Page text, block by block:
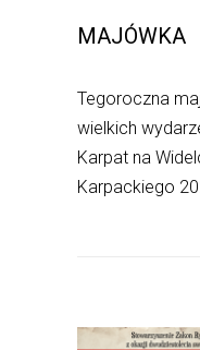
MAJÓWKA
Tegoroczna
wielkich
Karpat na
Karpackiego